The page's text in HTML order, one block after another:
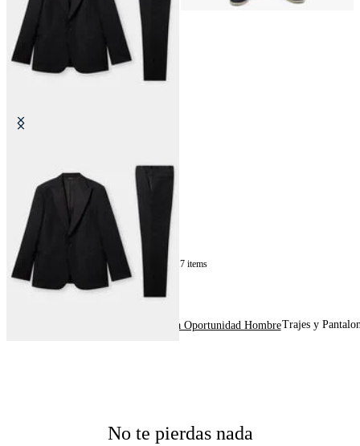
of 17 items
Última Oportunidad HombreTrajes y
No te pierdas nada